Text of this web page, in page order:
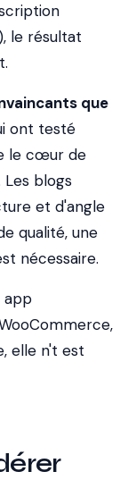
le résultat
que
ont testé
le cœur de
blogs
et d'angle
qualité, une
nécessaire.
app
elle n't est